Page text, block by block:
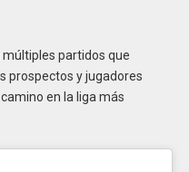
partidos que
prospectos y jugadores
en la liga más